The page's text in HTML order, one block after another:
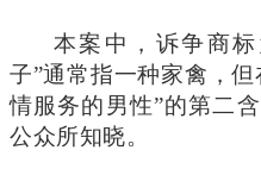
本案中，诉争商
子”通常指一种家禽，
情服务的男性”的第二
公众所知晓。